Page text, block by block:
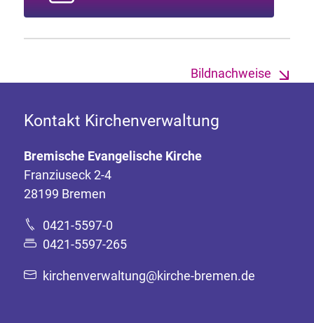
Bildnachweise
Kontakt Kirchenverwaltung
Bremische Evangelische Kirche
Franziuseck 2-4
28199 Bremen
0421-5597-0
0421-5597-265
kirchenverwaltung@kirche-bremen.de